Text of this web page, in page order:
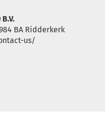
BA Ridderkerk
us/